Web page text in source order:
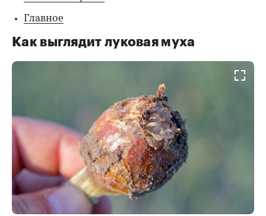
Главное
Как выглядит луковая муха